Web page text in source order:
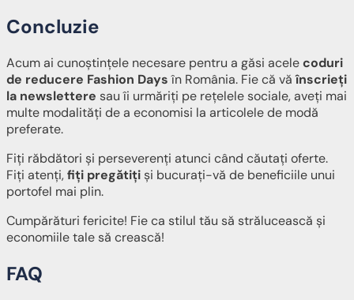
Concluzie
Acum ai cunoștințele necesare pentru a găsi acelecoduri
de reducere Fashion Daysîn România. Fie că văînscrieți
la newslettere sau îi urmăriți pe rețelele sociale, aveți mai
multe modalități de a economisi la articolele de modă
preferate.
Fiți răbdători și perseverenți atunci când căutați oferte.
Fiți atenți,fiți pregătiți și bucurați-vă de beneficiile unui
portofel mai plin.
Cumpărături fericite! Fie ca stilul tău să strălucească și
economiile tale să crească!
FAQ